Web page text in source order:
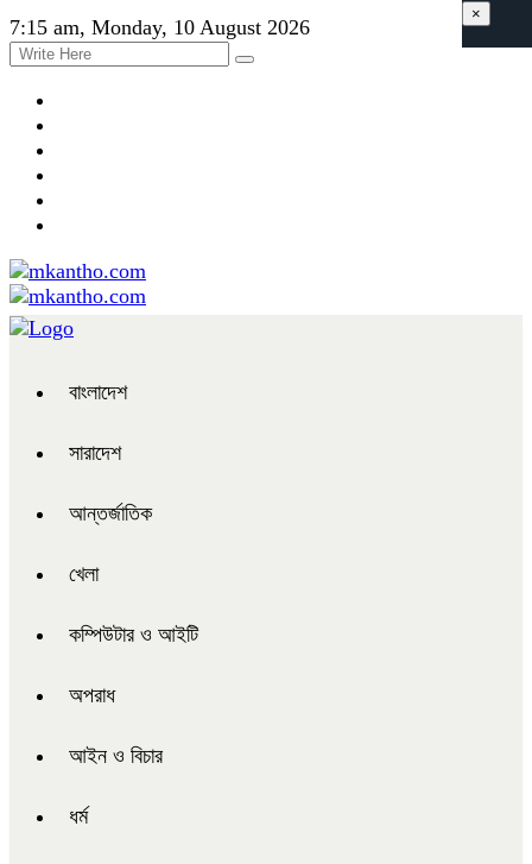
7:15 am, Monday, 10 August 2026
বাংলাদেশ
সারাদেশ
আন্তর্জাতিক
খেলা
কম্পিউটার ও আইটি
অপরাধ
আইন ও বিচার
ধর্ম
×